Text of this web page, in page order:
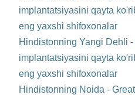
implantatsiyasini qayta
eng yaxshi shifoxonalar
Hindistonning Yangi Dehli
implantatsiyasini qayta
eng yaxshi shifoxonalar
Hindistonning Noida -